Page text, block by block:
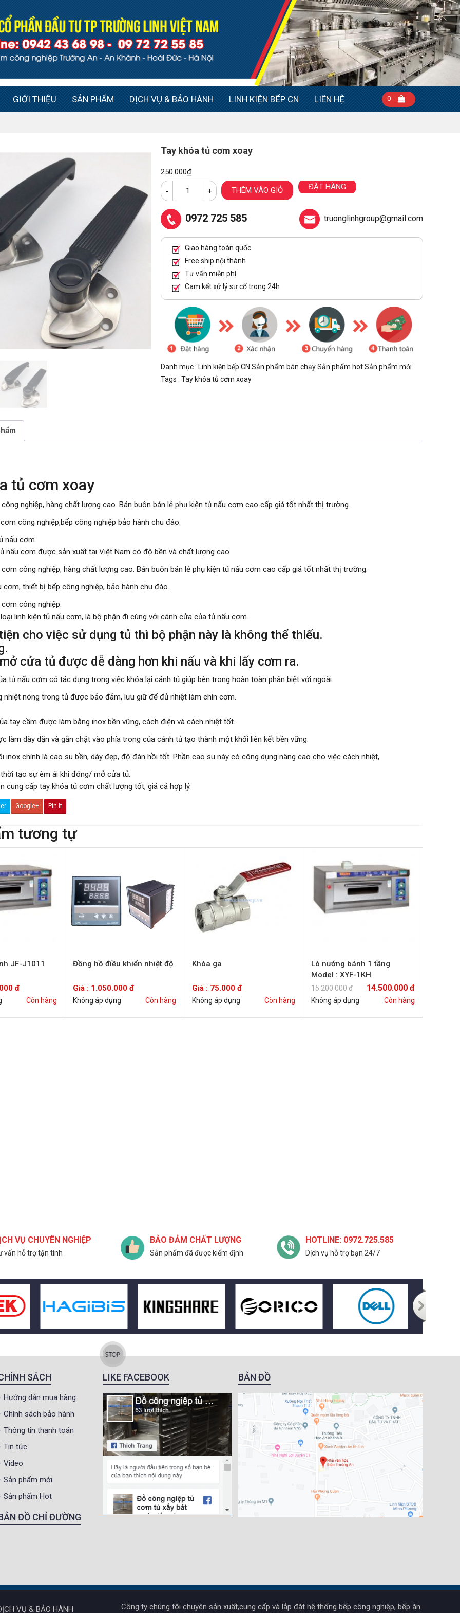
GIỚI THIỆU SẢN PHẨM DỊCH VỤ & BẢO HÀNH LINH KIỆN BẾP CN LIÊN HỆ 0
Tay khóa tủ cơm xoay
250.000₫
- + THÊM VÀO GIỎ ĐẶT HÀNG
0972 725 585 truonglinhgroup@gmail.com
Giao hàng toàn quốc
Free ship nội thành
Tư vấn miễn phí
Cam kết xử lý sự cố trong 24h
Danh mục : Linh kiện bếp CN Sản phẩm bán chạySản phẩm hotSản phẩm mới
Tags : Tay khóa tủ cơm xoay
tủ cơm xoay
nghiệp, hàng chất lượng cao. Bán buôn bán lẻ phụ kiện tủ nấu cơm cao cấp giá tốt nhất thị trường.
công nghiệp,bếp công nghiệp bảo hành chu đáo.
nấu cơm
nấu cơm được sản xuất tại Việt Nam có độ bền và chất lượng cao
cơm công nghiệp, hàng chất lượng cao. Bán buôn bán lẻ phụ kiện tủ nấu cơm cao cấp giá tốt nhất thị trường.
cơm, thiết bị bếp công nghiệp, bảo hành chu đáo.
công nghiệp.
linh kiện tủ nấu cơm, là bộ phận đi cùng với cánh cửa của tủ nấu cơm.
cho việc sử dụng tủ thì bộ phận này là không thể thiếu.
cửa tủ được dễ dàng hơn khi nấu và khi lấy cơm ra.
tủ nấu cơm có tác dụng trong việc khóa lại cánh tủ giúp bên trong hoàn toàn phân biệt với ngoài.
nhiệt nóng trong tủ được bảo đảm, lưu giữ để đủ nhiệt làm chín cơm.
tay cầm được làm bằng inox bền vững, cách điện và cách nhiệt tốt.
làm dày dặn và gắn chặt vào phía trong của cánh tủ tạo thành một khối liên kết bền vững.
inox chính là cao su bền, dày đẹp, độ đàn hồi tốt. Phần cao su này có công dụng nâng cao cho việc cách nhiệt,
tạo sự êm ái khi đóng/ mở cửa tủ.
cung cấp tay khóa tủ cơm chất lượng tốt, giá cả hợp lý.
Google+ Pin It
tương tự
JF-J1011
đ
Còn hàng
Đồng hồ điều khiển nhiệt độ
Giá : 1.050.000 đ
Không áp dụng Còn hàng
Khóa ga
Giá : 75.000 đ
Không áp dụng Còn hàng
Lò nướng bánh 1 tầng
Model : XYF-1KH
15.200.000 đ 14.500.000 đ
Không áp dụng Còn hàng
VỤ CHUYÊN NGHIỆP
vấn hỗ trợ tận tình
BẢO ĐẢM CHẤT LƯỢNG
Sản phẩm đã được kiểm định
HOTLINE: 0972.725.585
Dịch vụ hỗ trợ bạn 24/7
SÁCH
Hướng dẫn mua hàng
Chính sách bảo hành
Thông tin thanh toán
Tin tức
Video
Sản phẩm mới
Sản phẩm Hot
ĐỒ CHỈ ĐƯỜNG
LIKE FACEBOOK BẢN ĐỒ
VỤ & BẢO HÀNH Công ty chúng tôi chuyên sản xuất,cung cấp và lắp đặt hệ thống bếp công nghiệp, bếp ăn